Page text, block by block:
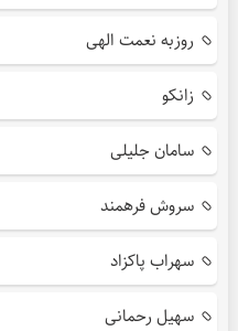
روزبه نعمت الهی
زانکو
سامان جلیلی
سروش فرهمند
سهراب پاکزاد
سهیل رحمانی